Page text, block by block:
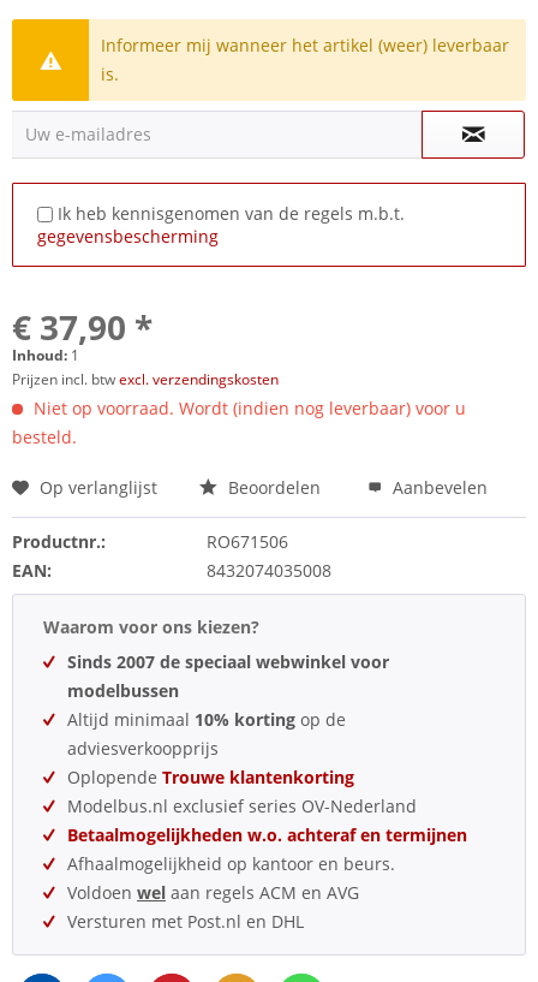
Informeer mij wanneer het artikel (weer) leverbaar
is.
Uw e-mailadres
Ik heb kennisgenomen van de regels m.b.t.
gegevensbescherming
€ 37,90 *
Inhoud: 1
Prijzen incl. btwexcl. verzendingskosten
Niet op voorraad. Wordt (indien nog leverbaar) voor u
besteld.
Op verlanglijst Beoordelen Aanbevelen
Productnr.:
RO671506
EAN:
8432074035008
Waarom voor ons kiezen?
Sinds 2007 de speciaal webwinkel voor
modelbussen
Altijd minimaal 10% korting op de
adviesverkoopprijs
Oplopende Trouwe klantenkorting
Modelbus.nl exclusief series OV-Nederland
Betaalmogelijkheden w.o. achteraf en termijnen
Afhaalmogelijkheid op kantoor en beurs.
Voldoen wel aan regels ACM en AVG
Versturen met Post.nl en DHL